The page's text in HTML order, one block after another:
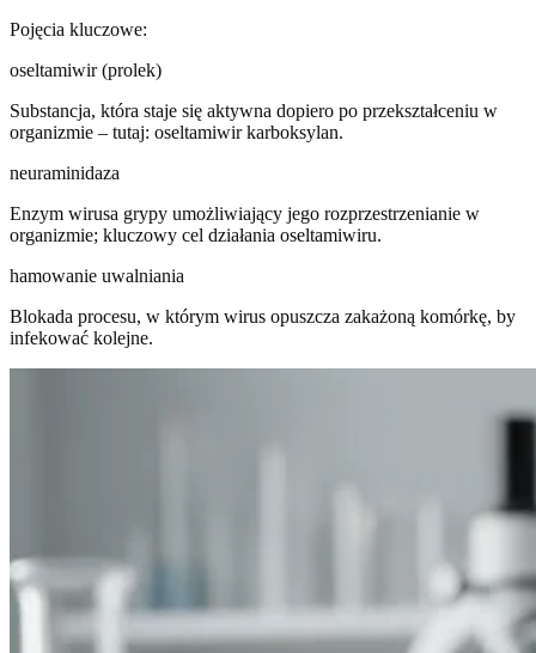
Pojęcia kluczowe:
oseltamiwir (prolek)
Substancja, która staje się aktywna dopiero po przekształceniu w
organizmie – tutaj: oseltamiwir karboksylan.
neuraminidaza
Enzym wirusa grypy umożliwiający jego rozprzestrzenianie w
organizmie; kluczowy cel działania oseltamiwiru.
hamowanie uwalniania
Blokada procesu, w którym wirus opuszcza zakażoną komórkę, by
infekować kolejne.